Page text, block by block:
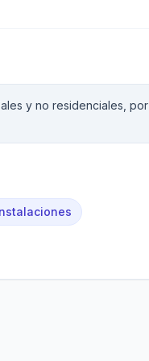
y no residenciales, por